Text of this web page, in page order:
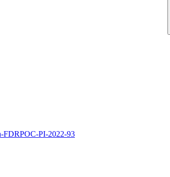
FDRPOC-PI-2022-93